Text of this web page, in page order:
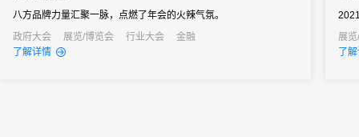
八方品牌力量汇聚一脉，点燃了年会的火辣气氛。
政府大会
展览/博览会 行业大会
金融
了解详情
长
效
展
了